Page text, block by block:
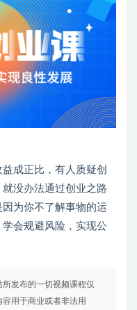
成正比，有人质疑创
没办法通过创业之路
为你不了解事物的运
会规避风险，实现公
发布的一切视频课程仅
用于商业或者非法用